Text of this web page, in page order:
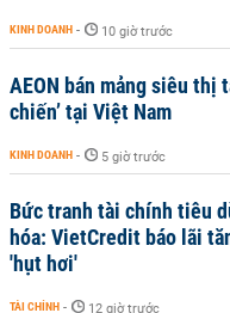
KINH DOANH - 10 giờ trước
AEON bán mảng siêu thị
chiến’ tại Việt Nam
KINH DOANH - 5 giờ trước
Bức tranh tài chính tiêu
hóa: VietCredit báo lãi
'hụt hơi'
TÀI CHÍNH - 12 giờ trước